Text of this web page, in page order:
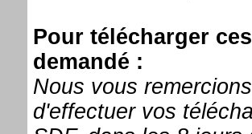
Pour télécharger
demandé :
Nous vous
d'effectuer vos